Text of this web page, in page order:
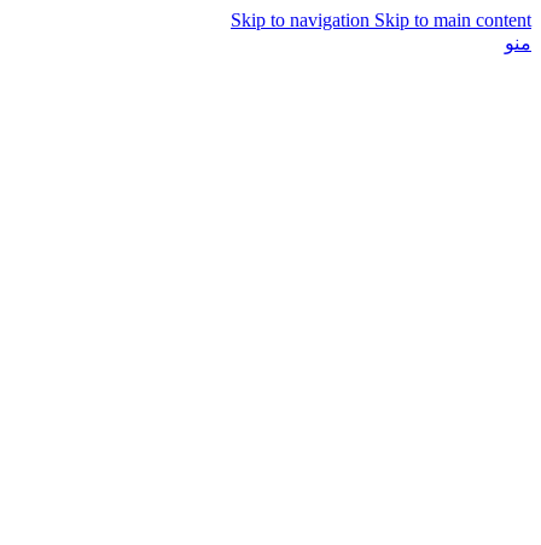
Skip to navigation Skip to main content
منو